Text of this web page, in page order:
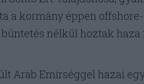
a kormány éppen
nélkül hoztak
Arab Emírséggel hazai